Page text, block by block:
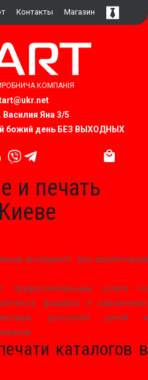
Контакты Магазин
КОМПАНІЯ
Василия Яна 3/5
божий день БЕЗ ВЫХОДНЫХ
и печать
инструмент для презентации
профессиональные услуги по
формата и назначения.
доступной ценой и
каталогов в